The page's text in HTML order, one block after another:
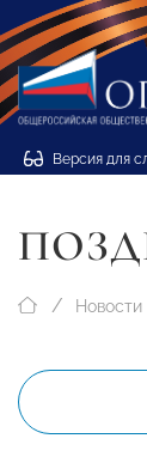
Версия для
Новости